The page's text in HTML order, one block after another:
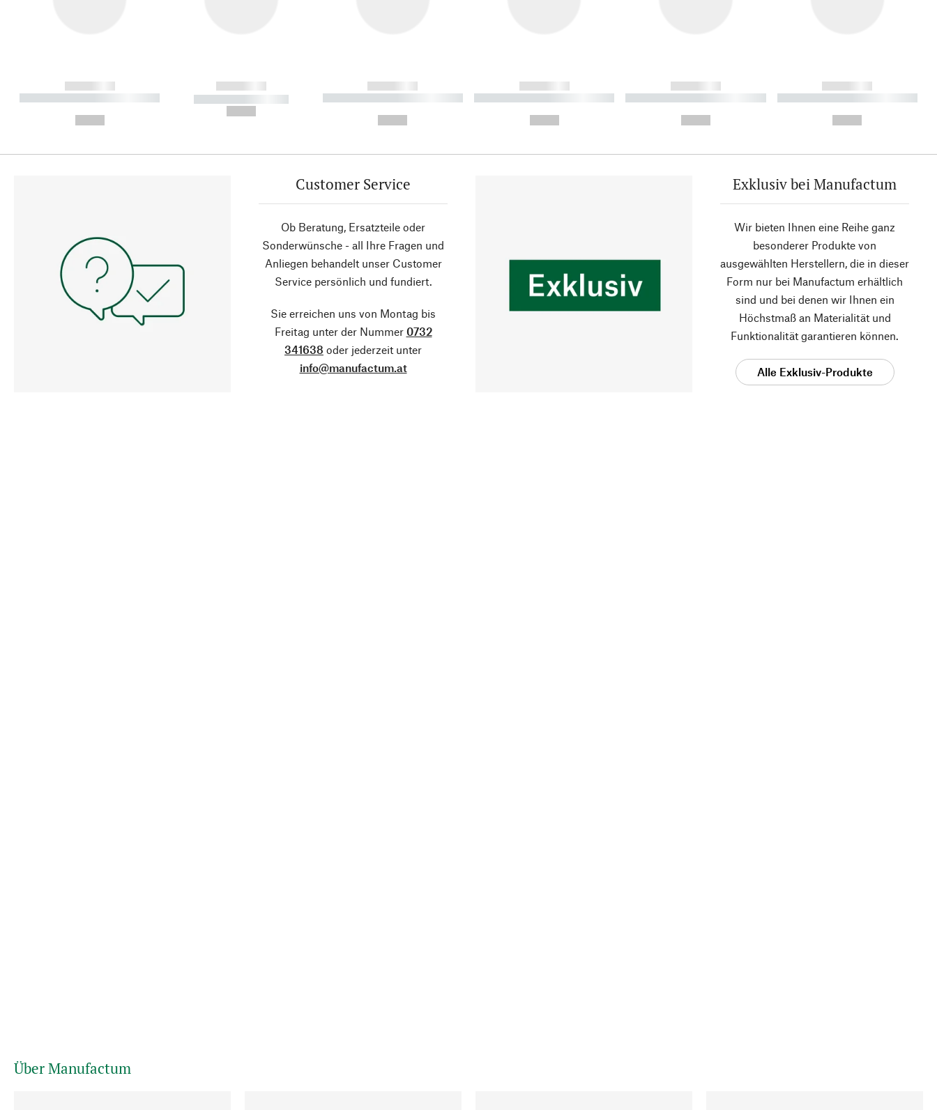
------------
----------- ----------- ----------
------------
----------- -----------
------------
----------- ----------- ----------
------------
----------- ----------- ----------
------------
----------- ----------- ----------
------------
----------- ----------- ----------
Customer Service
Ob Beratung, Ersatzteile oder
Sonderwünsche - all Ihre Fragen und
Anliegen behandelt unser Customer
Service persönlich und fundiert.
Sie erreichen uns von Montag bis
Freitag unter der Nummer 0732
341638 oder jederzeit unter
info@manufactum.at
Exklusiv bei Manufactum
Wir bieten Ihnen eine Reihe ganz
besonderer Produkte von
ausgewählten Herstellern, die in dieser
Form nur bei Manufactum erhältlich
sind und bei denen wir Ihnen ein
Höchstmaß an Materialität und
Funktionalität garantieren können.
Alle Exklusiv-Produkte
Über Manufactum